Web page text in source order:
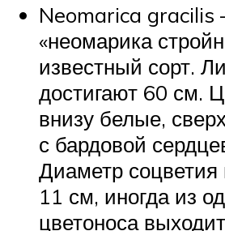
Neomarica gracilis
«неомарика
известный сорт.
достигают 60 см.
внизу белые,
с бардовой
Диаметр соцветия
11 см, иногда из
цветоноса выходит